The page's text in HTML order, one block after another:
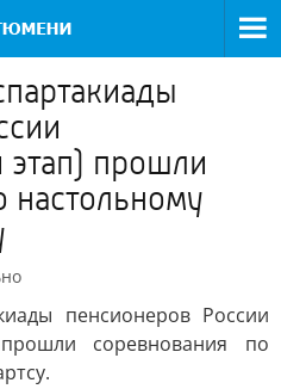
прошли
настольному
пенсионеров России
соревнования по